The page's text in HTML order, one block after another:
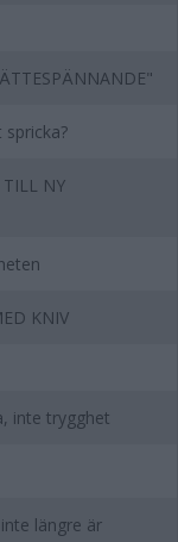
TILL NY
KNIV
inte trygghet
längre är